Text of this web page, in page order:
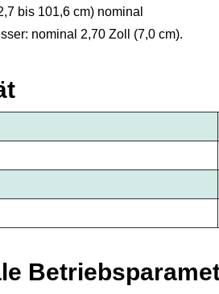
bis 101,6 cm) nominal
nominal 2,70 Zoll (7,0 cm).